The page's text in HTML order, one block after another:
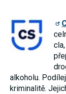
alkoholu.
kriminalitě.